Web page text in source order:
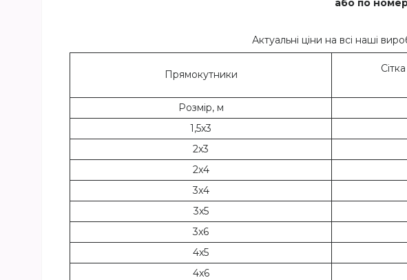
Актуальні ціни на всі наші
Прямокутники
Розмір, м
1,5x3
2x3
2x4
3x4
3x5
3x6
4x5
4x6